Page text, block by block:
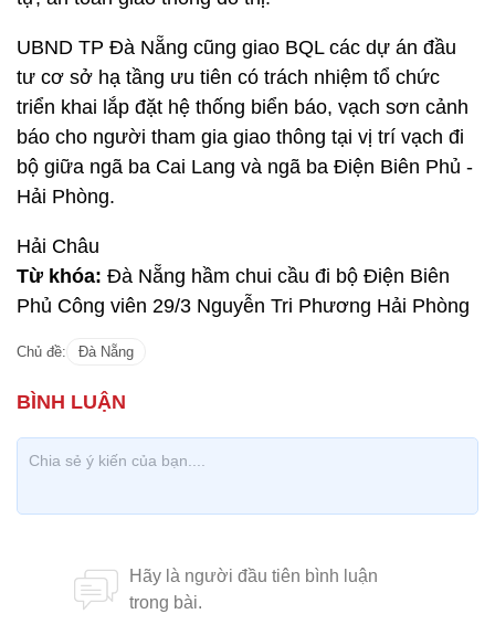
UBND TP Đà Nẵng cũng giao BQL các dự án đầu
tư cơ sở hạ tầng ưu tiên có trách nhiệm tổ chức
triển khai lắp đặt hệ thống biển báo, vạch sơn cảnh
báo cho người tham gia giao thông tại vị trí vạch đi
bộ giữa ngã ba Cai Lang và ngã ba Điện Biên Phủ -
Hải Phòng.
Hải Châu
Từ khóa: Đà Nẵng hầm chui cầu đi bộ Điện Biên
Phủ Công viên 29/3 Nguyễn Tri Phương Hải Phòng
Chủ đề: Đà Nẵng